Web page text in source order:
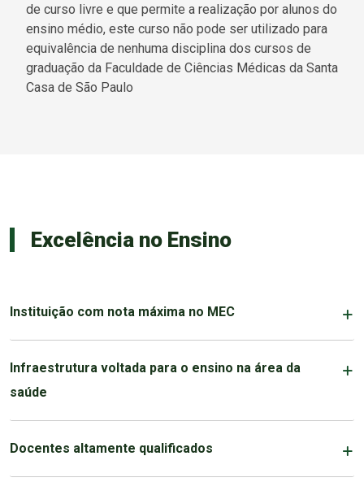
de curso livre e que permite a realização por alunos do
ensino médio, este curso não pode ser utilizado para
equivalência de nenhuma disciplina dos cursos de
graduação da Faculdade de Ciências Médicas da Santa
Casa de São Paulo
Excelência no Ensino
Instituição com nota máxima no MEC
Infraestrutura voltada para o ensino na área da
saúde
Docentes altamente qualificados